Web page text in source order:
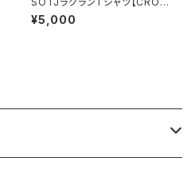
SJAM】
¥5,000